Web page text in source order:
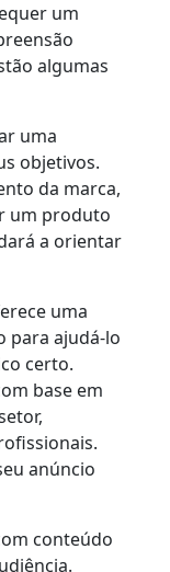
um
algumas
uma
objetivos.
da marca,
um produto
a orientar
uma
para ajudá-lo
certo.
base em
anúncio
conteúdo